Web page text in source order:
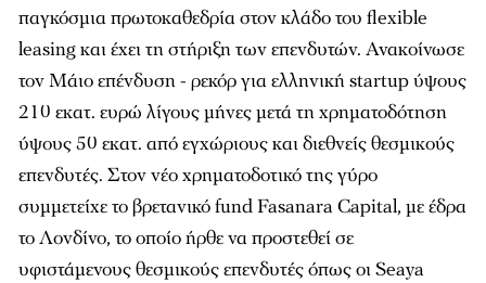
παγκόσμια πρωτοκαθεδρία στον κλάδο του flexible
leasing και έχει τη στήριξη των επενδυτών. Ανακοίνωσε
τον Mάιο επένδυση - ρεκόρ για ελληνική startup ύψους
210 εκατ. ευρώ λίγους μήνες μετά τη χρηματοδότηση
ύψους 50 εκατ. από εγχώριους και διεθνείς θεσμικούς
επενδυτές. Στον νέο χρηματοδοτικό της γύρο
συμμετείχε το βρετανικό fund Fasanara Capital, με έδρα
το Λονδίνο, το οποίο ήρθε να προστεθεί σε
υφιστάμενους θεσμικούς επενδυτές όπως οι Seaya